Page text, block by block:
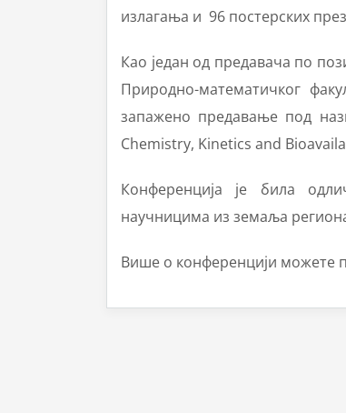
излагања и 96 постерских
Као један од предавача по
Природно-математичког
запажено предавање под
Chemistry, Kinetics and
Конференција је била
научницима из земаља
Више о конференцији можете